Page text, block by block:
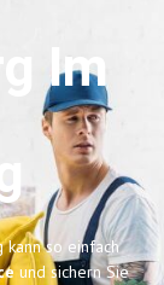
Im
so einfach
und sichern Sie